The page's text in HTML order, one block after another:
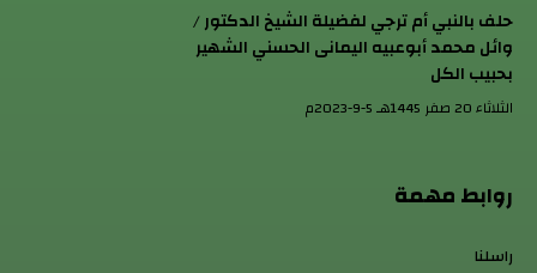
حلف بالنبي أم ترجي لفضيلة الشيخ الدكتور /
وائل محمد أبوعبيه اليمانى الحسني الشهير
بحبيب الكل
الثلاثاء 20 صفر 1445هـ 5-9-2023م
روابط مهمة
راسلنا